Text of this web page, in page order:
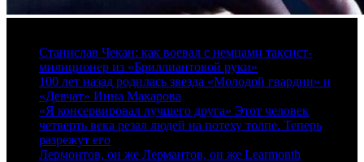
Станислав Чекан: как воевал с немцами таксист-
милиционер из «Бриллиантовой руки»
100 лет назад родилась звезда «Молодой гвардии» и
«Девчат» Инна Макарова
«Я консервировал лучшего друга» Этот человек
четверть века резал людей на потеху толпе. Теперь
разрежут его
Лермонтов, он же Лермантов, он же Learmonth